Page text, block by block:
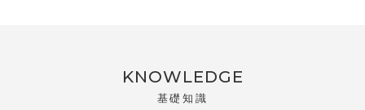
KNOWLEDGE
基礎知識